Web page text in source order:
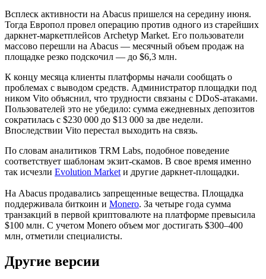
Всплеск активности на Abacus пришелся на середину июня.
Тогда Европол провел операцию против одного из старейших
даркнет-маркетплейсов Archetyp Market. Его пользователи
массово перешли на Abacus — месячный объем продаж на
площадке резко подскочил — до $6,3 млн.
К концу месяца клиенты платформы начали сообщать о
проблемах с выводом средств. Администратор площадки под
ником Vito объяснил, что трудности связаны с DDoS-атаками.
Пользователей это не убедило: сумма ежедневных депозитов
сократилась с $230 000 до $13 000 за две недели.
Впоследствии Vito перестал выходить на связь.
По словам аналитиков TRM Labs, подобное поведение
соответствует шаблонам экзит-скамов. В свое время именно
так исчезли Evolution Market и другие даркнет-площадки.
На Abacus продавались запрещенные вещества. Площадка
поддерживала биткоин и Monero. За четыре года сумма
транзакций в первой криптовалюте на платформе превысила
$100 млн. С учетом Monero объем мог достигать $300–400
млн, отметили специалисты.
Другие версии